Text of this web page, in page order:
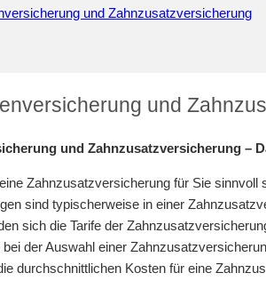
und Zahnzusatzversicherung
und
und Zahnzusatzversicherung –
Zahnzusatzversicherung für Sie sinnvoll
sind typischerweise in einer
sich die Tarife der
der Auswahl einer
durchschnittlichen Kosten für eine